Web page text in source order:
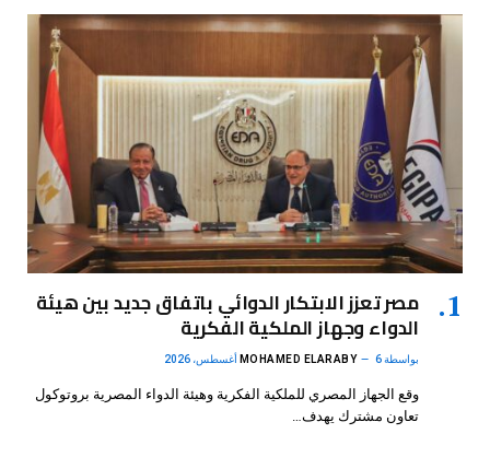
مصر تعزز الابتكار الدوائي باتفاق جديد بين هيئة
الدواء وجهاز الملكية الفكرية
بواسطة MOHAMED ELARABY 6 أغسطس، 2026
وقع الجهاز المصري للملكية الفكرية وهيئة الدواء المصرية بروتوكول
تعاون مشترك يهدف…